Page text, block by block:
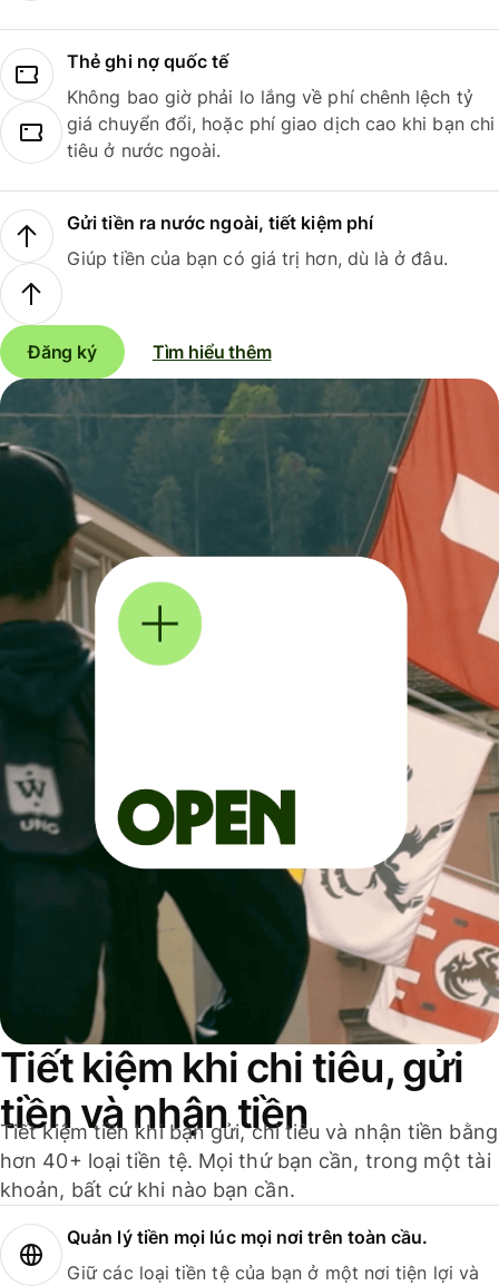
Thẻ ghi nợ quốc tế
Không bao giờ phải lo lắng về phí chênh lệch tỷ
giá chuyển đổi, hoặc phí giao dịch cao khi bạn chi
tiêu ở nước ngoài.
Gửi tiền ra nước ngoài, tiết kiệm phí
Giúp tiền của bạn có giá trị hơn, dù là ở đâu.
Đăng ký Tìm hiểu thêm
Tiết kiệm khi chi tiêu, gửi
tiền và nhận tiền
Tiết kiệm tiền khi bạn gửi, chi tiêu và nhận tiền bằng
hơn 40+ loại tiền tệ. Mọi thứ bạn cần, trong một tài
khoản, bất cứ khi nào bạn cần.
Quản lý tiền mọi lúc mọi nơi trên toàn cầu.
Giữ các loại tiền tệ của bạn ở một nơi tiện lợi và